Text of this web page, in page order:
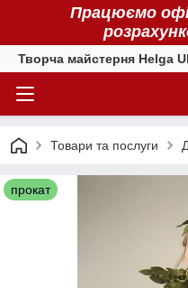
Працюємо
Творча майстерня Helga
Товари та послуги
прокат